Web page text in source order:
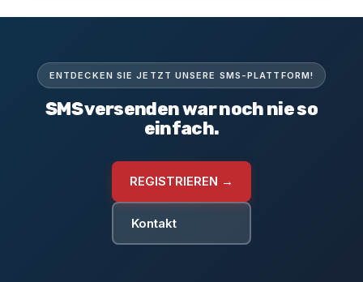
ENTDECKEN SIE JETZT UNSERE SMS-PLATTFORM!
SMS versenden war noch nie so
einfach.
REGISTRIEREN →
Kontakt